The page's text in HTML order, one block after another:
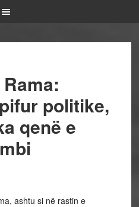
politike,
qenë e
ashtu si në rastin e